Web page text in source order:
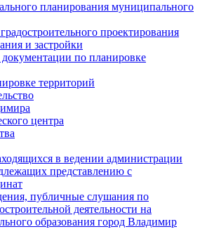
планирования муниципального
проектирования
и застройки
по планировке
территорий
центра
в ведении администрации
представлению с
публичные слушания по
деятельности на
образования город Владимир